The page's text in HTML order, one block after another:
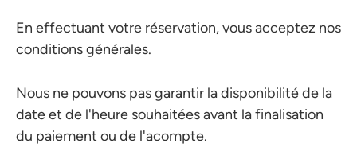
En effectuant votre réservation, vous acceptez nos
conditions générales.
Nous ne pouvons pas garantir la disponibilité de la
date et de l'heure souhaitées avant la finalisation
du paiement ou de l'acompte.